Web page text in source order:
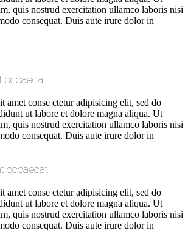
quis nostrud exercitation ullamco laboris nisi
consequat. Duis aute irure dolor in
occaecat
amet conse ctetur adipisicing elit, sed do
ut labore et dolore magna aliqua. Ut
quis nostrud exercitation ullamco laboris nisi
consequat. Duis aute irure dolor in
occaecat
amet conse ctetur adipisicing elit, sed do
ut labore et dolore magna aliqua. Ut
quis nostrud exercitation ullamco laboris nisi
consequat. Duis aute irure dolor in